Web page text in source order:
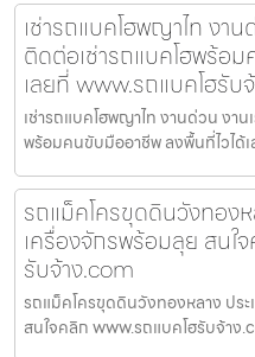
เช่ารถแบคโฮพญาไท งา
ติดต่อเช่ารถแบคโฮพร้อ
เลยที่ www.รถแบคโฮรับ
เช่ารถแบคโฮพญาไท งานด่วน งาน
พร้อมคนขับมืออาชีพ ลงพื้นที่ไวได้
รถแม็คโครขุดดินวังทอง
เครื่องจักรพร้อมลุย สนใ
รับจ้าง.com
รถแม็คโครขุดดินวังทองหลาง ปร
สนใจคลิก www.รถแบคโฮรับจ้าง